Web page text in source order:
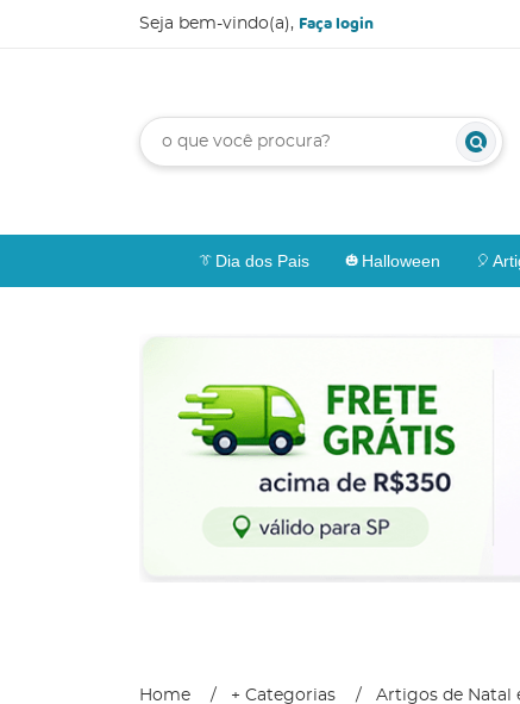
Seja bem-vindo(a), Faça login
Dia dos Pais Halloween
Home + Categorias Artigos de Natal